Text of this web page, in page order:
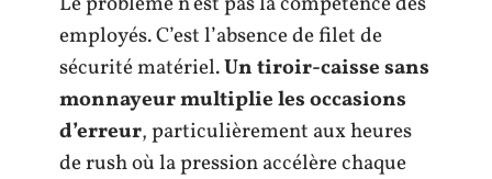
employés. C’est l’absence de filet de
sécurité matériel.Un tiroir-caisse sans
monnayeur multiplie les occasions
d’erreur, particulièrement aux heures
de rush où la pression accélère chaque